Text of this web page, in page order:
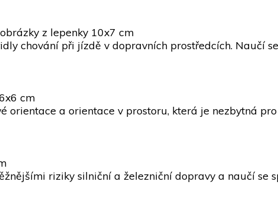
z lepenky 10x7 cm
chování při jízdě v dopravních prostředcích. Naučí
cm
orientace a orientace v prostoru, která je nezbytná
riziky silniční a železniční dopravy a naučí se